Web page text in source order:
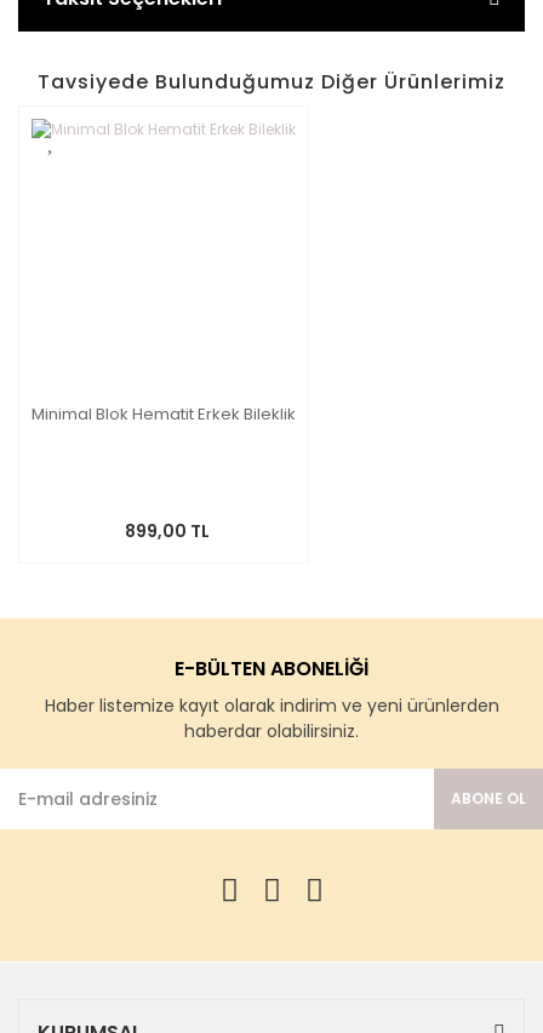
Tavsiyede Bulunduğumuz Diğer Ürünlerimiz
Minimal Blok Hematit Erkek Bileklik
899,00 TL
E-BÜLTEN ABONELİĞİ
Haber listemize kayıt olarak indirim ve yeni ürünlerden
haberdar olabilirsiniz.
ABONE OL